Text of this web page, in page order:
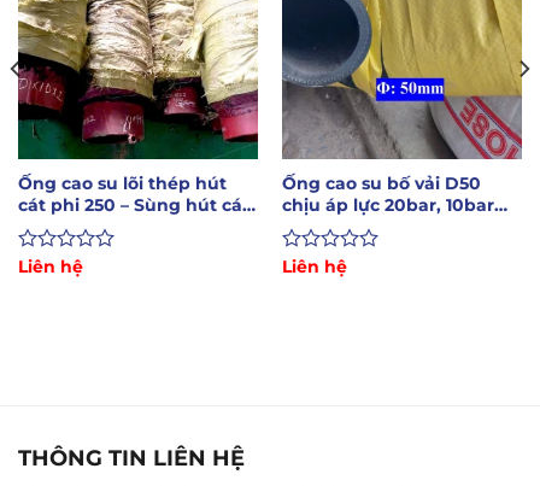
Ống cao su lõi thép hút
cát phi 250 – Sùng hút cát
dài 6m,10m, 12m
Được
Liên hệ
Ống cao su bố vải D50
chịu áp lực 20bar, 10bar
chịu mài mòn cao
Được
Liên hệ
THÔNG TIN LIÊN HỆ